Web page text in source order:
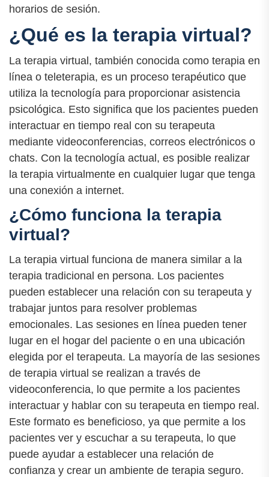
horarios de sesión.
¿Qué es la terapia virtual?
La terapia virtual, también conocida como terapia en
línea o teleterapia, es un proceso terapéutico que
utiliza la tecnología para proporcionar asistencia
psicológica. Esto significa que los pacientes pueden
interactuar en tiempo real con su terapeuta
mediante videoconferencias, correos electrónicos o
chats. Con la tecnología actual, es posible realizar
la terapia virtualmente en cualquier lugar que tenga
una conexión a internet.
¿Cómo funciona la terapia
virtual?
La terapia virtual funciona de manera similar a la
terapia tradicional en persona. Los pacientes
pueden establecer una relación con su terapeuta y
trabajar juntos para resolver problemas
emocionales. Las sesiones en línea pueden tener
lugar en el hogar del paciente o en una ubicación
elegida por el terapeuta. La mayoría de las sesiones
de terapia virtual se realizan a través de
videoconferencia, lo que permite a los pacientes
interactuar y hablar con su terapeuta en tiempo real.
Este formato es beneficioso, ya que permite a los
pacientes ver y escuchar a su terapeuta, lo que
puede ayudar a establecer una relación de
confianza y crear un ambiente de terapia seguro.